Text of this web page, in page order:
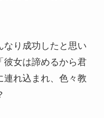
なり成功したと思い
彼女は諦めるから君
連れ込まれ、色々教